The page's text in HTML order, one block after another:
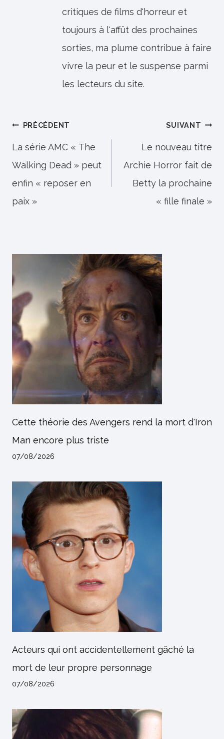
critiques de films d'horreur et
toujours à l'affût des prochaines
sorties, ma plume contribue à faire
vivre la peur et le suspense parmi
les lecteurs du site.
Navigation
de
l’article
PRÉCÉDENT
La série AMC « The
Walking Dead » peut
enfin « reposer en
paix »
SUIVANT
Le nouveau titre
Archie Horror fait de
Betty la prochaine
« fille finale »
Cette théorie des Avengers rend la mort d'Iron
Man encore plus triste
07/08/2026
Acteurs qui ont accidentellement gâché la
mort de leur propre personnage
07/08/2026